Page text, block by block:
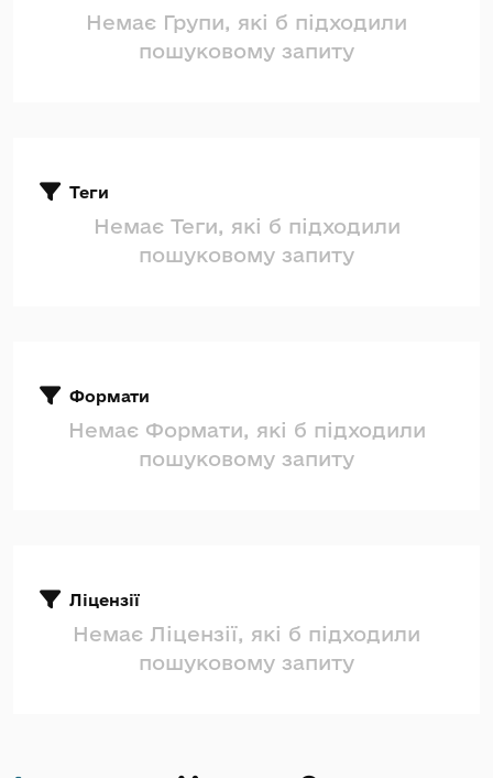
Немає Групи, які б підходили
пошуковому запиту
Теги
Немає Теги, які б підходили
пошуковому запиту
Формати
Немає Формати, які б підходили
пошуковому запиту
Ліцензії
Немає Ліцензії, які б підходили
пошуковому запиту